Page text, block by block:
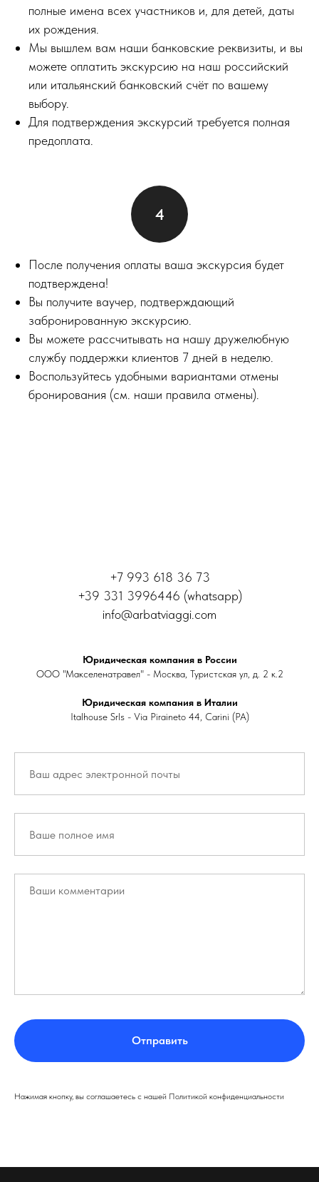
полные имена всех участников и, для детей, даты
их рождения.
Мы вышлем вам наши банковские реквизиты, и вы
можете оплатить экскурсию на наш российский
или итальянский банковский счёт по вашему
выбору.
Для подтверждения экскурсий требуется полная
предоплата.
После получения оплаты ваша экскурсия будет
подтверждена!
Вы получите ваучер, подтверждающий
забронированную экскурсию.
Вы можете рассчитывать на нашу дружелюбную
службу поддержки клиентов 7 дней в неделю.
Воспользуйтесь удобными вариантами отмены
бронирования (см. наши правила отмены).
+7 993 618 36 73
+39 331 3996446 (whatsapp)
info@arbatviaggi.com
Юридическая компания в России
ООО "Макселенатравел" - Москва, Туристская ул, д. 2 к.2
Юридическая компания в Италии
Italhouse Srls - Via Piraineto 44, Carini (PA)
Отправить
Нажимая кнопку, вы соглашаетесь с нашей Политикой конфиденциальности